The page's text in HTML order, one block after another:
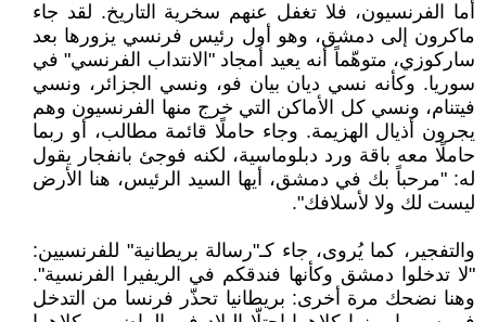
أما الفرنسيون، فلا تغفل عنهم سخرية التاريخ. لقد جاء
ماكرون إلى دمشق، وهو أول رئيس فرنسي يزورها بعد
ساركوزي، متوهّماً أنه يعيد أمجاد "الانتداب الفرنسي" في
سوريا. وكأنه نسي ديان بيان فو، ونسي الجزائر، ونسي
فيتنام، ونسي كل الأماكن التي خرج منها الفرنسيون وهم
يجرون أذيال الهزيمة. وجاء حاملًا قائمة مطالب، أو ربما
حاملًا معه باقة ورد دبلوماسية، لكنه فوجئ بانفجار يقول
له: "مرحباً بك في دمشق، أيها السيد الرئيس، هنا الأرض
ليست لك ولا لأسلافك".
والتفجير، كما يُروى، جاء كـ"رسالة بريطانية" للفرنسيين:
"لا تدخلوا دمشق وكأنها فندقكم في الريفيرا الفرنسية".
وهنا نضحك مرة أخرى: بريطانيا تحذّر فرنسا من التدخل